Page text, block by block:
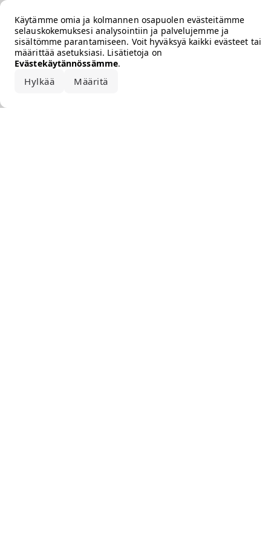
Käytämme omia ja kolmannen osapuolen evästeitämme
selauskokemuksesi analysointiin ja palvelujemme ja
sisältömme parantamiseen. Voit hyväksyä kaikki evästeet tai
määrittää asetuksiasi. Lisätietoja on
Evästekäytännössämme.
Hylkää Määritä
Error loading the brand